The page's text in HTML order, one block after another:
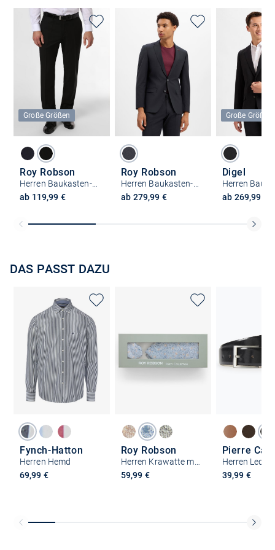
Große Größen
Roy Robson
Herren Baukasten-Hose
ab 119,99 €
Roy Robson
ab 279,99 €
Große Größen
Digel
ab 269,99 €
DAS PASST DAZU
Fynch-Hatton
Herren Hemd
69,99 €
Roy Robson
59,99 €
Pierre
Herren
39,99 €